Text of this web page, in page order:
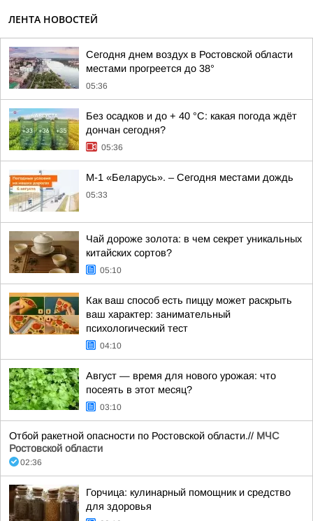
ЛЕНТА НОВОСТЕЙ
Сегодня днем воздух в Ростовской области
местами прогреется до 38°
05:36
Без осадков и до + 40 °С: какая погода ждёт
дончан сегодня?
05:36
М-1 «Беларусь». – Сегодня местами дождь
05:33
Чай дороже золота: в чем секрет уникальных
китайских сортов?
05:10
Как ваш способ есть пиццу может раскрыть
ваш характер: занимательный
психологический тест
04:10
Август — время для нового урожая: что
посеять в этот месяц?
03:10
Отбой ракетной опасности по Ростовской области.// МЧС
Ростовской области
02:36
Горчица: кулинарный помощник и средство
для здоровья